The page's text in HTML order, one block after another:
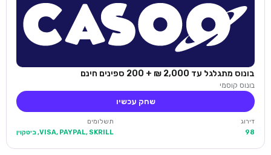
בונוס מתגלגל עד 2,000 ₪ + 200 ספינים חינם
בונוס קוסמי
שחק עכשיו
דירוג
98
תשלומים
VISA, PAYPAL, SKRILL, ביטקוין